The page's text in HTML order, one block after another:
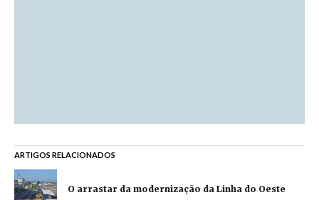
ARTIGOS RELACIONADOS
O arrastar da modernização da Linha do Oeste